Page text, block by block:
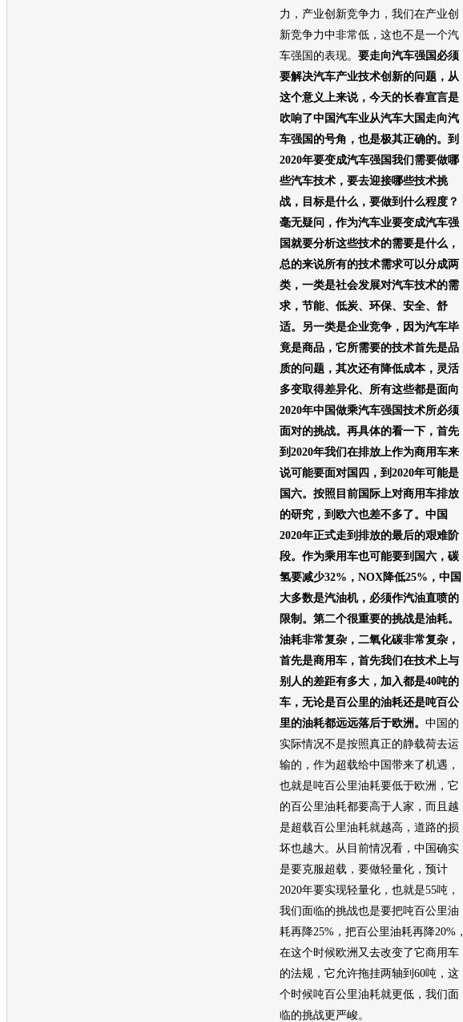
力，产业创新竞争力，我们在产业创
新竞争力中非常低，这也不是一个汽
车强国的表现。 要走向汽车强国必须
要解决汽车产业技术创新的问题，从
这个意义上来说，今天的长春宣言是
吹响了中国汽车业从汽车大国走向汽
车强国的号角，也是极其正确的。到
2020年要变成汽车强国我们需要做哪
些汽车技术，要去迎接哪些技术挑
战，目标是什么，要做到什么程度？
毫无疑问，作为汽车业要变成汽车强
国就要分析这些技术的需要是什么，
总的来说所有的技术需求可以分成两
类，一类是社会发展对汽车技术的需
求，节能、低炭、环保、安全、舒
适。另一类是企业竞争，因为汽车毕
竟是商品，它所需要的技术首先是品
质的问题，其次还有降低成本，灵活
多变取得差异化、所有这些都是面向
2020年中国做乘汽车强国技术所必须
面对的挑战。再具体的看一下，首先
到2020年我们在排放上作为商用车来
说可能要面对国四，到2020年可能是
国六。按照目前国际上对商用车排放
的研究，到欧六也差不多了。中国
2020年正式走到排放的最后的艰难阶
段。作为乘用车也可能要到国六，碳
氢要减少32%，NOX降低25%，中国
大多数是汽油机，必须作汽油直喷的
限制。第二个很重要的挑战是油耗。
油耗非常复杂，二氧化碳非常复杂，
首先是商用车，首先我们在技术上与
别人的差距有多大，加入都是40吨的
车，无论是百公里的油耗还是吨百公
里的油耗都远远落后于欧洲。 中国的
实际情况不是按照真正的静载荷去运
输的，作为超载给中国带来了机遇，
也就是吨百公里油耗要低于欧洲，它
的百公里油耗都要高于人家，而且越
是超载百公里油耗就越高，道路的损
坏也越大。从目前情况看，中国确实
是要克服超载，要做轻量化，预计
2020年要实现轻量化，也就是55吨，
我们面临的挑战也是要把吨百公里油
耗再降25%，把百公里油耗再降20%，
在这个时候欧洲又去改变了它商用车
的法规，它允许拖挂两轴到60吨，这
个时候吨百公里油耗就更低，我们面
临的挑战更严峻。